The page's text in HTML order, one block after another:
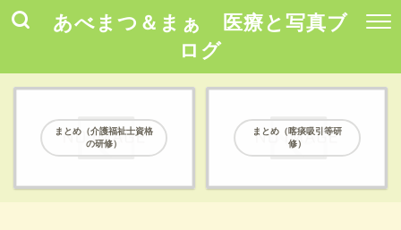
あべまつ＆まぁ 医療と写真ブ
ログ
まとめ（介護福祉士資格
の研修）
まとめ（喀痰吸引等研
修）